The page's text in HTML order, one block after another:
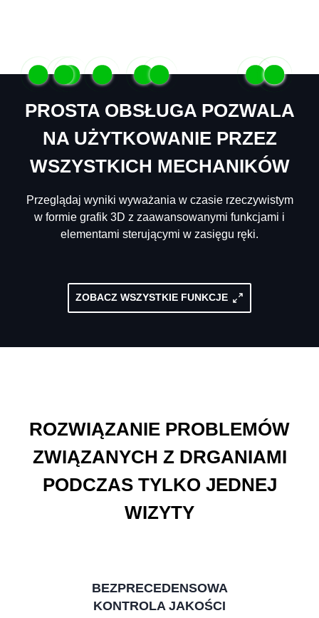
PROSTA OBSŁUGA POZWALA
NA UŻYTKOWANIE PRZEZ
WSZYSTKICH MECHANIKÓW
Przeglądaj wyniki wyważania w czasie rzeczywistym
w formie grafik 3D z zaawansowanymi funkcjami i
elementami sterującymi w zasięgu ręki.
ZOBACZ WSZYSTKIE FUNKCJE
ROZWIĄZANIE PROBLEMÓW
ZWIĄZANYCH Z DRGANIAMI
PODCZAS TYLKO JEDNEJ
WIZYTY
BEZPRECEDENSOWA
KONTROLA JAKOŚCI